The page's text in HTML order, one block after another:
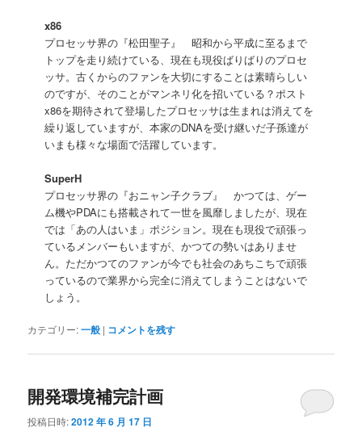
x86
プロセッサ界の『松田聖子』 昭和から平成に至るまで
トップを走り続けている、現在も現役ばりばりのプロセ
ッサ。古くからのファンを大切にすることは素晴らしい
のですが、そのことがマンネリ化を招いている？ポスト
x86を期待されて登場したプロセッサは生まれは消えてを
繰り返していますが、本家のDNAを受け継いだ子孫達が
いまも様々な場面で活躍しています。
SuperH
プロセッサ界の『おニャン子クラブ』 かつては、ゲー
ム機やPDAにも搭載されて一世を風靡しましたが、現在
では「あの人はいま」ポジション。現在も現役で頑張っ
ているメンバーもいますが、かつての勢いはありませ
ん。ただかつてのファンが今でも社会のあちこちで頑張
っているので業界から完全に消えてしまうことはないで
しょう。
カテゴリー:一般 | コメントを残す
開発環境補完計画
投稿日時:2012 年 6 月 17 日